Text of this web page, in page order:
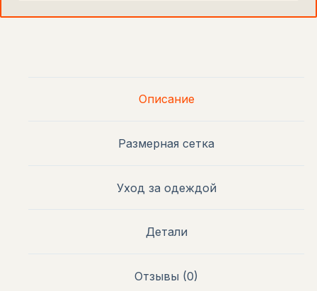
Описание
Размерная сетка
Уход за одеждой
Детали
Отзывы (0)